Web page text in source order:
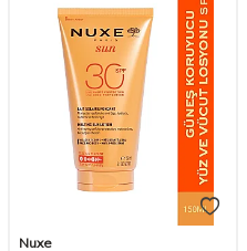
Nuxe